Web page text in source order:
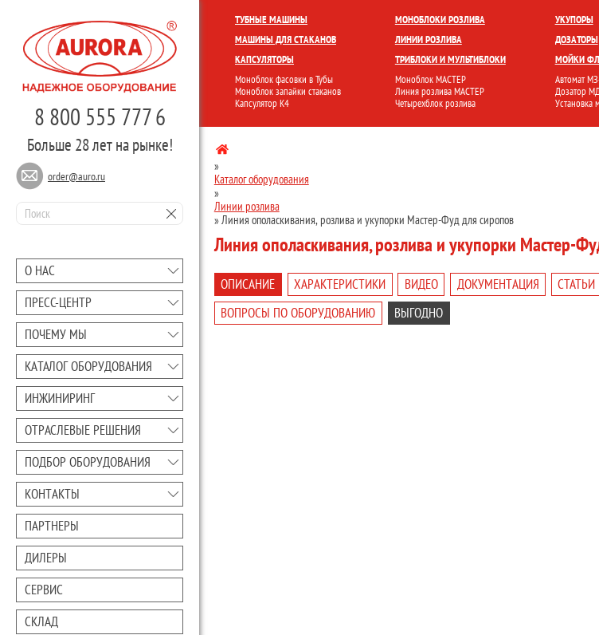
8 800 555 777 6
Больше 28 лет на рынке!
order@auro.ru
О НАС
ПРЕCC-ЦЕНТР
ПОЧЕМУ МЫ
КАТАЛОГ ОБОРУДОВАНИЯ
ИНЖИНИРИНГ
ОТРАСЛЕВЫЕ РЕШЕНИЯ
ПОДБОР ОБОРУДОВАНИЯ
КОНТАКТЫ
ПАРТНЕРЫ
ДИЛЕРЫ
СЕРВИС
СКЛАД
ТУБНЫЕ МАШИНЫ
МАШИНЫ ДЛЯ СТАКАНОВ
КАПСУЛЯТОРЫ
Моноблок фасовки в Тубы
Моноблок запайки стаканов
Капсулятор К4
МОНОБЛОКИ РОЗЛИВА
ЛИНИИ РОЗЛИВА
ТРИБЛОКИ И МУЛЬТИБЛОКИ
Моноблок МАСТЕР
Линия розлива МАСТЕР
Четырехблок розлива
УКУПОРЫ
ДОЗАТОРЫ
МОЙКИ
Автомат
Дозатор
КОМПЛЕКСНЫЕ ЛИНИИ УКУПОРКА РОЗЛИВ И ФАСОВКА МОЙКА
»
Каталог оборудования
»
Линии розлива
»Линия ополаскивания, розлива и укупорки Мастер-Фуд для сиропов
Линия ополаскивания, розлива и укупорки Мастер-
ОПИСАНИЕ ХАРАКТЕРИСТИКИ ВИДЕО ДОКУМЕНТАЦИЯ СТАТЬИ
ВОПРОСЫ ПО ОБОРУДОВАНИЮ
ВЫГОДНО